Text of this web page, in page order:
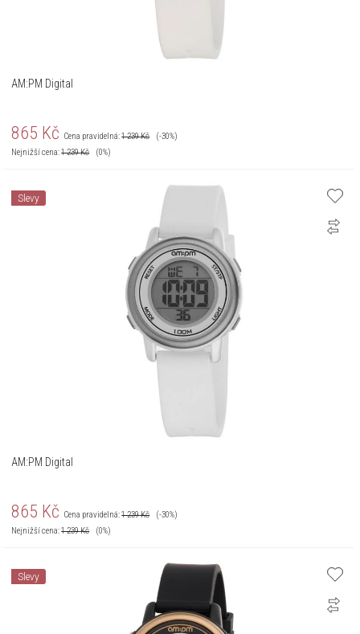
AM:PM Digital
865 Kč Cena pravidelná:1 239Kč
(-30%)
Nejnižší cena:1 239Kč (0%)
Slevy
AM:PM Digital
865 Kč Cena pravidelná:1 239Kč
(-30%)
Nejnižší cena:1 239Kč (0%)
Slevy